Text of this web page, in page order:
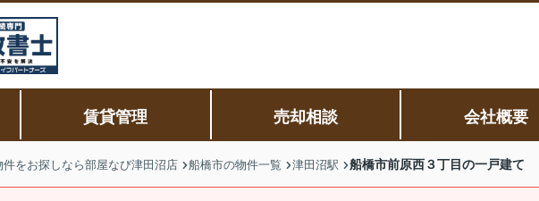
賃貸管理 売却相談 会社概要
をお探しなら部屋なび津田沼店 船橋市の物件一覧 津田沼駅 船橋市前原西３丁目の一戸建て